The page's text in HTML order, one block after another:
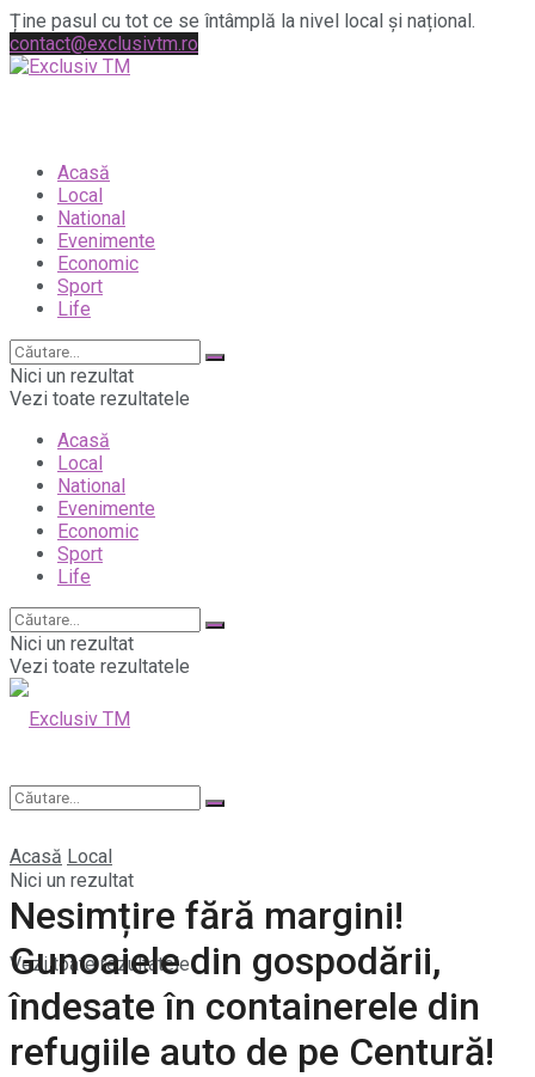
Ține pasul cu tot ce se întâmplă la nivel local și național.
contact@exclusivtm.ro
Acasă
Local
National
Evenimente
Economic
Sport
Life
Nici un rezultat
Vezi toate rezultatele
Acasă
Local
National
Evenimente
Economic
Sport
Life
Nici un rezultat
Vezi toate rezultatele
Nici un rezultat
Vezi toate rezultatele
Acasă Local
Nesimțire fără margini!
Gunoaiele din gospodării,
îndesate în containerele din
refugiile auto de pe Centură!